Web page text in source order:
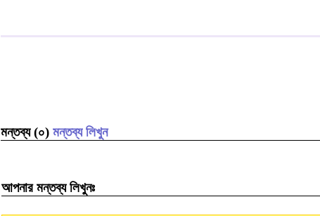
মন্তব্য (০) মন্তব্য লিখুন
আপনার মন্তব্য লিখুনঃ